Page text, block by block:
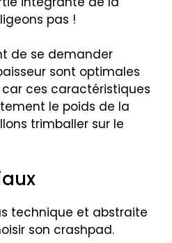
pas !
de se demander
sont optimales
ces caractéristiques
le poids de la
trimballer sur le
technique et abstraite
son crashpad.